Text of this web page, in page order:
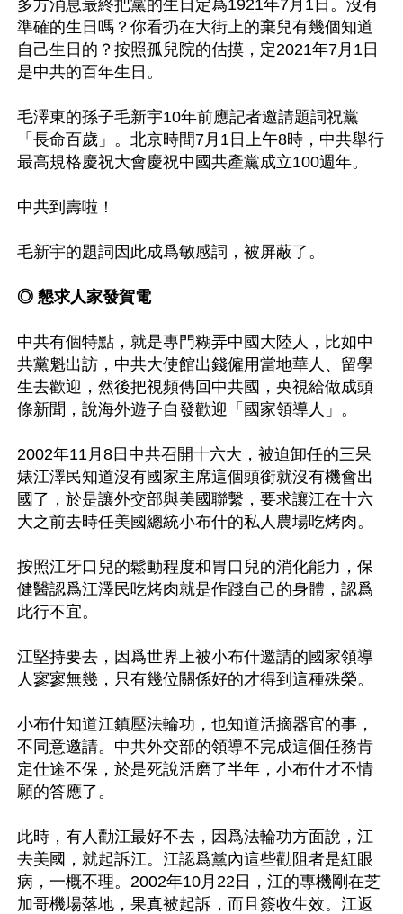
多方消息最終把黨的生日定爲1921年7月1日。沒有
準確的生日嗎？你看扔在大街上的棄兒有幾個知道
自己生日的？按照孤兒院的估摸，定2021年7月1日
是中共的百年生日。
毛澤東的孫子毛新宇10年前應記者邀請題詞祝黨
「長命百歲」。北京時間7月1日上午8時，中共舉行
最高規格慶祝大會慶祝中國共產黨成立100週年。
中共到壽啦！
毛新宇的題詞因此成爲敏感詞，被屏蔽了。
◎ 懇求人家發賀電
中共有個特點，就是專門糊弄中國大陸人，比如中
共黨魁出訪，中共大使館出錢僱用當地華人、留學
生去歡迎，然後把視頻傳回中共國，央視給做成頭
條新聞，說海外遊子自發歡迎「國家領導人」。
2002年11月8日中共召開十六大，被迫卸任的三呆
婊江澤民知道沒有國家主席這個頭銜就沒有機會出
國了，於是讓外交部與美國聯繫，要求讓江在十六
大之前去時任美國總統小布什的私人農場吃烤肉。
按照江牙口兒的鬆動程度和胃口兒的消化能力，保
健醫認爲江澤民吃烤肉就是作踐自己的身體，認爲
此行不宜。
江堅持要去，因爲世界上被小布什邀請的國家領導
人寥寥無幾，只有幾位關係好的才得到這種殊榮。
小布什知道江鎮壓法輪功，也知道活摘器官的事，
不同意邀請。中共外交部的領導不完成這個任務肯
定仕途不保，於是死說活磨了半年，小布什才不情
願的答應了。
此時，有人勸江最好不去，因爲法輪功方面說，江
去美國，就起訴江。江認爲黨內這些勸阻者是紅眼
病，一概不理。2002年10月22日，江的專機剛在芝
加哥機場落地，果真被起訴，而且簽收生效。江返